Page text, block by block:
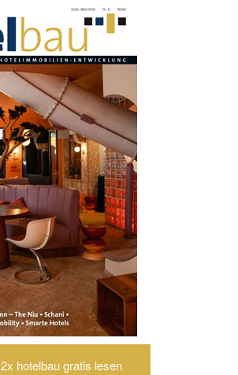
2x hotelbau gratis lesen